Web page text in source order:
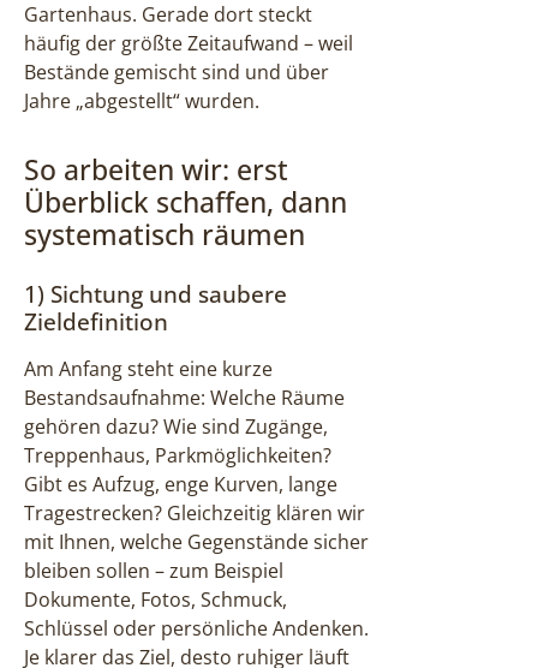
Gartenhaus. Gerade dort steckt
häufig der größte Zeitaufwand – weil
Bestände gemischt sind und über
Jahre „abgestellt“ wurden.
So arbeiten wir: erst
Überblick schaffen, dann
systematisch räumen
1) Sichtung und saubere
Zieldefinition
Am Anfang steht eine kurze
Bestandsaufnahme: Welche Räume
gehören dazu? Wie sind Zugänge,
Treppenhaus, Parkmöglichkeiten?
Gibt es Aufzug, enge Kurven, lange
Tragestrecken? Gleichzeitig klären wir
mit Ihnen, welche Gegenstände sicher
bleiben sollen – zum Beispiel
Dokumente, Fotos, Schmuck,
Schlüssel oder persönliche Andenken.
Je klarer das Ziel, desto ruhiger läuft